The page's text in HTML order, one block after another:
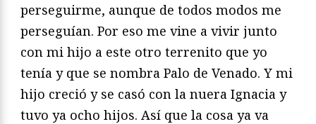
perseguirme, aunque de todos modos me
perseguían. Por eso me vine a vivir junto
con mi hijo a este otro terrenito que yo
tenía y que se nombra Palo de Venado. Y mi
hijo creció y se casó con la nuera Ignacia y
tuvo ya ocho hijos. Así que la cosa ya va